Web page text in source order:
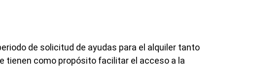
de solicitud de ayudas para el alquiler tanto
tienen como propósito facilitar el acceso a la